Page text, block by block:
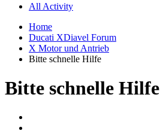
All Activity
Home
Ducati XDiavel Forum
X Motor und Antrieb
Bitte schnelle Hilfe
Bitte schnelle Hilfe